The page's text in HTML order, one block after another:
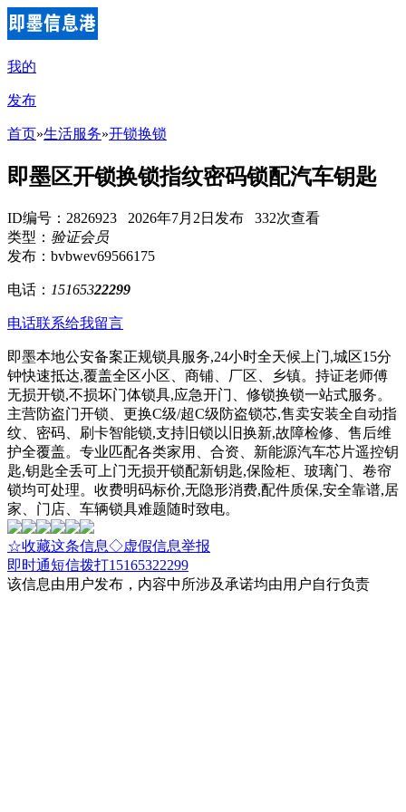
我的
发布
首页»生活服务»开锁换锁
即墨区开锁换锁指纹密码锁配汽车钥匙
ID编号：2826923 2026年7月2日发布 332次查看
类型： 验证会员
发布：bvbwev69566175
电话： 15165322299
电话联系给我留言
即墨本地公安备案正规锁具服务,24小时全天候上门,城区15分
钟快速抵达,覆盖全区小区、商铺、厂区、乡镇。持证老师傅
无损开锁,不损坏门体锁具,应急开门、修锁换锁一站式服务。
主营防盗门开锁、更换C级/超C级防盗锁芯,售卖安装全自动指
纹、密码、刷卡智能锁,支持旧锁以旧换新,故障检修、售后维
护全覆盖。专业匹配各类家用、合资、新能源汽车芯片遥控钥
匙,钥匙全丢可上门无损开锁配新钥匙,保险柜、玻璃门、卷帘
锁均可处理。收费明码标价,无隐形消费,配件质保,安全靠谱,居
家、门店、车辆锁具难题随时致电。
☆收藏这条信息◇虚假信息举报
即时通短信拨打15165322299
该信息由用户发布，内容中所涉及承诺均由用户自行负责